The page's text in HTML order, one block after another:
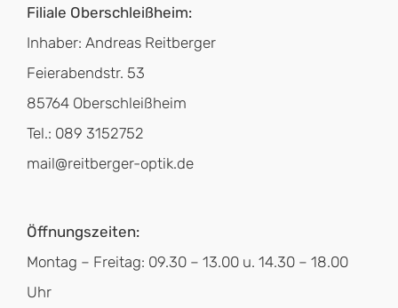
Filiale Oberschleißheim:
Inhaber: Andreas Reitberger
Feierabendstr. 53
85764 Oberschleißheim
Tel.: 089 3152752
mail@reitberger-optik.de
Öffnungszeiten:
Montag – Freitag: 09.30 – 13.00 u. 14.30 – 18.00
Uhr